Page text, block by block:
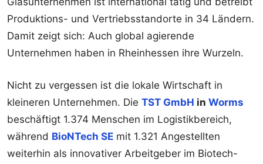
Produktions- und Vertriebsstandorte in 34 Ländern.
Damit zeigt sich: Auch global agierende
Unternehmen haben in Rheinhessen ihre Wurzeln.
Nicht zu vergessen ist die lokale Wirtschaft in
kleineren Unternehmen. Die TST GmbH in Worms
beschäftigt 1.374 Menschen im Logistikbereich,
während BioNTech SE mit 1.321 Angestellten
weiterhin als innovativer Arbeitgeber im Biotech-